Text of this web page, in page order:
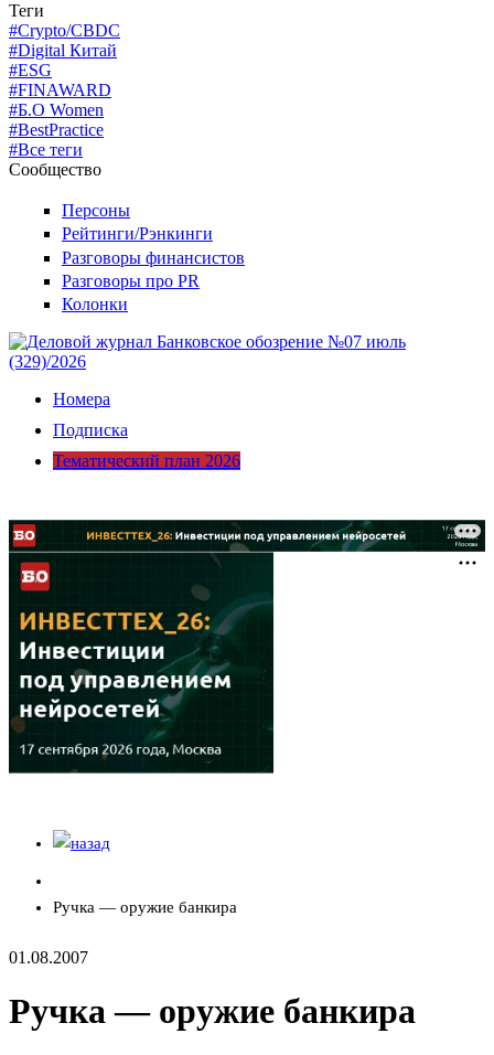
Теги
#Crypto/CBDC
#Digital Китай
#ESG
#FINAWARD
#Б.О Women
#BestPractice
#Все теги
Сообщество
Персоны
Рейтинги/Рэнкинги
Разговоры финансистов
Разговоры про PR
Колонки
Номера
Подписка
Тематический план 2026
Ручка — оружие банкира
01.08.2007
Ручка — оружие банкира